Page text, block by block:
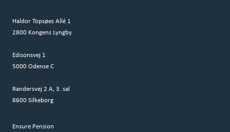
Haldor Topsøes Allé 1
2800 Kongens Lyngby
Edisonsvej 1
5000 Odense C
Randersvej 2 A, 3. sal
8600 Silkeborg
Ensure Pension